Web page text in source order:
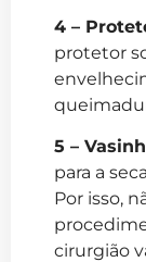
4 –
protetor
5 –
para a
Por isso,
cirurgião